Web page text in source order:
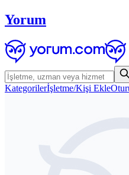
Yorum
Kategorilerİşletme/Kişi Ekle